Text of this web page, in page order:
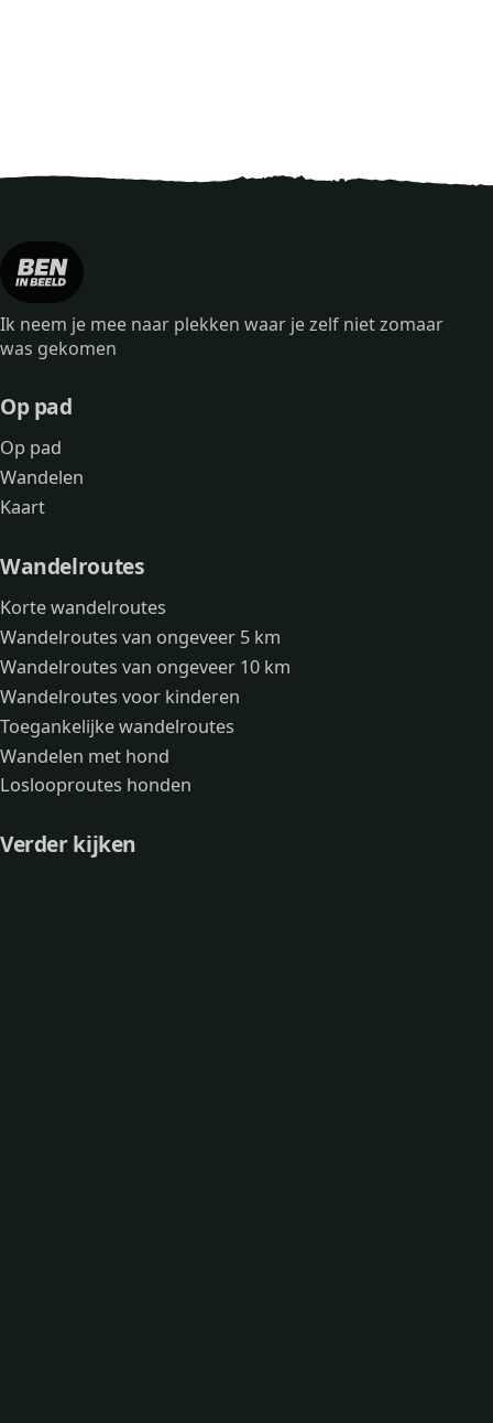
Ik neem je mee naar plekken waar je zelf niet zomaar
was gekomen
Op pad
Op pad
Wandelen
Kaart
Wandelroutes
Korte wandelroutes
Wandelroutes van ongeveer 5 km
Wandelroutes van ongeveer 10 km
Wandelroutes voor kinderen
Toegankelijke wandelroutes
Wandelen met hond
Loslooproutes honden
Verder kijken